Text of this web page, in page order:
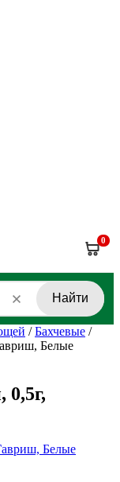
0
Найти
/Бахчевые /
Белые